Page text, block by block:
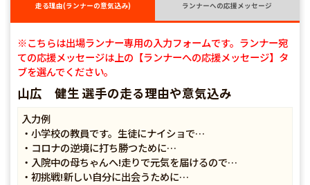
走る理由(ランナーの意気込み) ランナーへの応援メッセージ
※こちらは出場ランナー専用の入力フォームです。ランナー宛
ての応援メッセージは上の【ランナーへの応援メッセージ】タ
ブを選んでください。
山広 健生 選手の走る理由や意気込み
入力例
・小学校の教員です。生徒にナイショで…
・コロナの逆境に打ち勝つために…
・入院中の母ちゃんへ!走りで元気を届けるので…
・初挑戦!新しい自分に出会うために…